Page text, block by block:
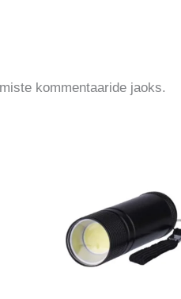
kommentaaride jaoks.